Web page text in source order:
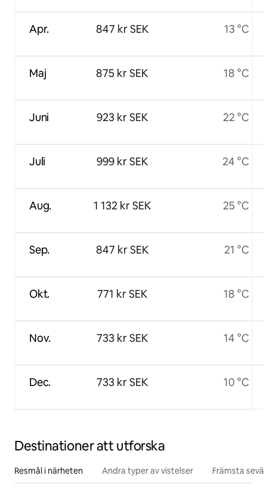
Apr.
Maj
Juni
Juli
Aug.
Sep.
Okt.
Nov.
Dec.
847 kr SEK
875 kr SEK
923 kr SEK
999 kr SEK
1 132 kr SEK
847 kr SEK
771 kr SEK
733 kr SEK
733 kr SEK
13 °C
18 °C
22 °C
24 °C
25 °C
21 °C
18 °C
14 °C
10 °C
Destinationer att utforska
Resmål i närheten Andra typer av vistelser Främsta